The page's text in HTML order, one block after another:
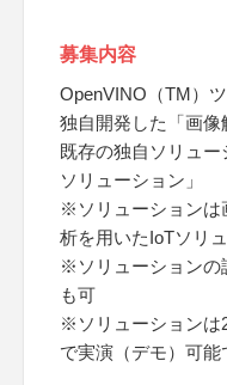
募集内容
OpenVINO（TM）
独自開発した「画
既存の独自ソリュ
ソリューション」
※ソリューションは
析を用いたIoTソリ
※ソリューションの
も可
※ソリューションは
で実演（デモ）可